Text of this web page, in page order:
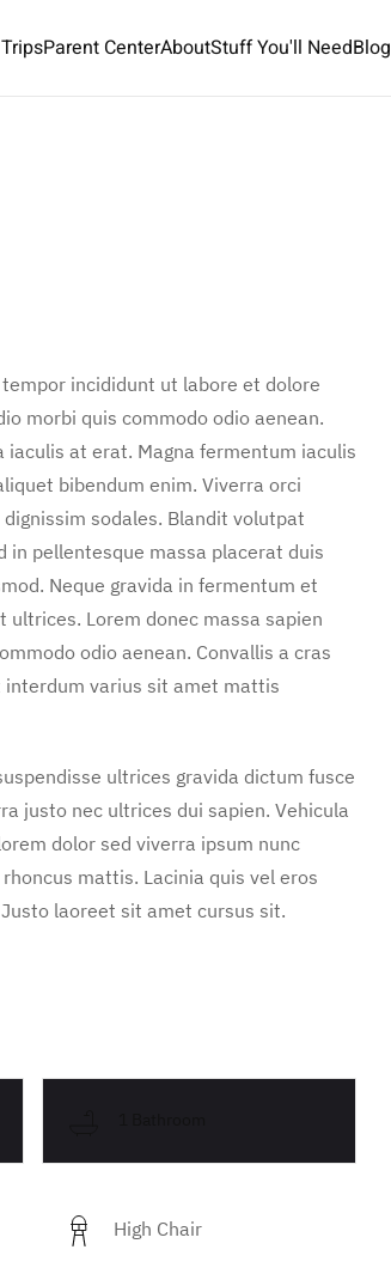
TripsParent CenterAboutStuff You'll NeedBlog
incididunt ut labore et dolore
morbi quis commodo odio aenean.
at erat. Magna fermentum iaculis
bibendum enim. Viverra orci
sodales. Blandit volutpat
pellentesque massa placerat duis
Neque gravida in fermentum et
Lorem donec massa sapien
odio aenean. Convallis a cras
interdum varius sit amet mattis
ultrices gravida dictum fusce
justo nec ultrices dui sapien. Vehicula
dolor sed viverra ipsum nunc
mattis. Lacinia quis vel eros
laoreet sit amet cursus sit.
High Chair